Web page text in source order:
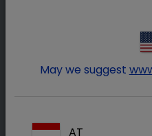
d'élevage s'améliorant
les porcs nous
May we suggest
AT